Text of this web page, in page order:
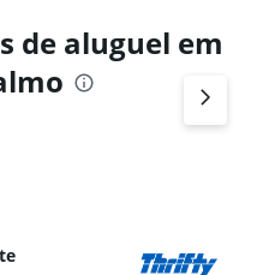
de aluguel em